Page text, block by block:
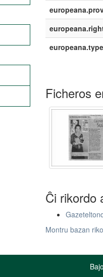
europeana.type
Ficheros
Ĉi rikordo
Montru bazan